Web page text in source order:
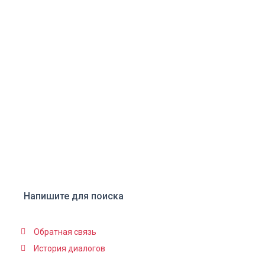
Напишите для поиска
Обратная связь
История диалогов